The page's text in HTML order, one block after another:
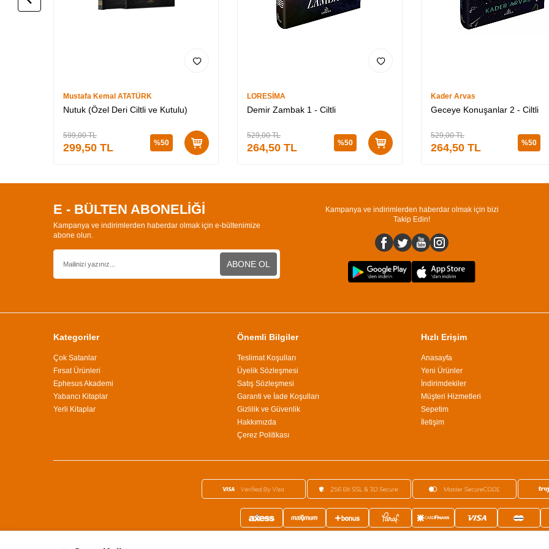
Mustafa Kemal ATATÜRK
Nutuk (Özel Deri Ciltli ve Kutulu)
599,00TL
299,50 TL %50
LORESİMA
Demir Zambak 1 - Ciltli
529,00TL
264,50 TL %50
Kader Arvas
Geceye Konuşanlar 2 - Ciltli
529,00TL
264,50 TL %50
E - BÜLTEN ABONELİĞİ
Kampanya ve indirimlerden haberdar olmak için e-bültenimize
abone olun.
ABONE OL
Kampanya ve indirimlerden haberdar olmak için bizi
Takip Edin!
Kategoriler
Çok Satanlar
Fırsat Ürünleri
Ephesus Akademi
Yabancı Kitaplar
Yerli Kitaplar
Önemli Bilgiler
Teslimat Koşulları
Üyelik Sözleşmesi
Satış Sözleşmesi
Garanti ve İade Koşulları
Gizlilik ve Güvenlik
Hakkımızda
Çerez Politikası
Hızlı Erişim
Anasayfa
Yeni Ürünler
İndirimdekiler
Müşteri Hizmetleri
Sepetim
İletişim